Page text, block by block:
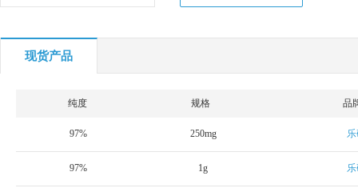
现货产品
纯度 规格 品
97% 250mg
97% 1g